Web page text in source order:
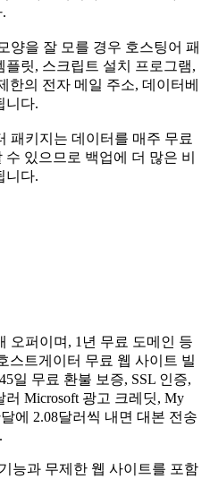
양을 잘 모를 경우 호스팅어 패
플릿, 스크립트 설치 프로그램,
한의 전자 메일 주소, 데이터베
니다.
패키지는 데이터를 매주 무료
있으므로 백업에 더 많은 비
니다.
오퍼이며, 1년 무료 도메인 등
스트게이터 무료 웹 사이트 빌
일 무료 환불 보증, SSL 인증,
러 Microsoft 광고 크레딧, My
에 2.08달러씩 내면 대본 전송
능과 무제한 웹 사이트를 포함